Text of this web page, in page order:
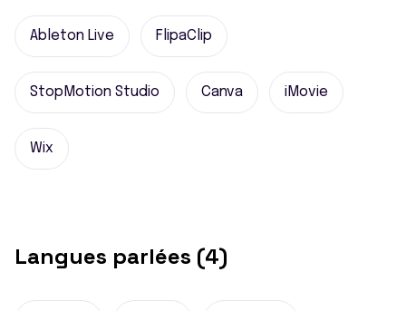
Ableton Live FlipaClip
StopMotion Studio Canva iMovie
Wix
Langues parlées (4)